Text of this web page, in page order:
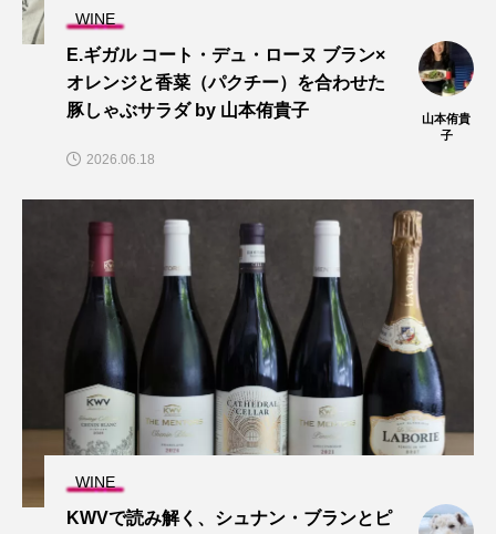
WINE
E.ギガル コート・デュ・ローヌ ブラン×
オレンジと香菜（パクチー）を合わせた
豚しゃぶサラダ by 山本侑貴子
山本侑貴
子
2026.06.18
WINE
KWVで読み解く、シュナン・ブランとピ